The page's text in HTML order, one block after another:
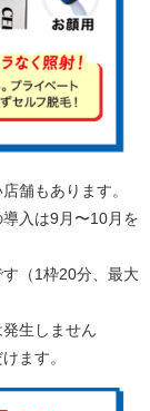
舗もあります。
入は9月〜10月を
（1枠20分、最大
生しません
ます。